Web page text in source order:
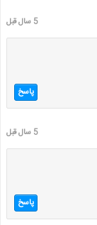
5 سال قبل
پاسخ
5 سال قبل
پاسخ